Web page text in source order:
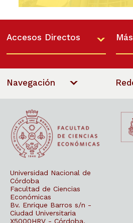
La Escuela de Graduados
invita a la comunidad
de tesis de la Mgter. Nadia
Ingresar
Accesos Directos Más
Navegación
Universidad Nacional de
Córdoba
Facultad de Ciencias
Económicas
Bv. Enrique Barros s/n -
Ciudad Universitaria
X5000HRV - Córdoba,